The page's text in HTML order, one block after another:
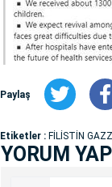
Paylaş
Etiketler : FİLİSTİN
YORUM YAP